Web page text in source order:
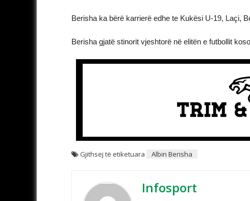
Berisha ka bërë karrierë edhe te Kukësi U-19, Laçi,
Berisha gjatë stinorit vjeshtorë në elitën e futbollit
Gjithsej të etiketuara Albin Berisha
Infosport